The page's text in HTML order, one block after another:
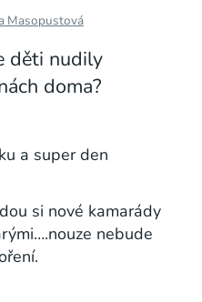
Masopustová
děti nudily
doma?
a super den
si nové kamarády
nebude